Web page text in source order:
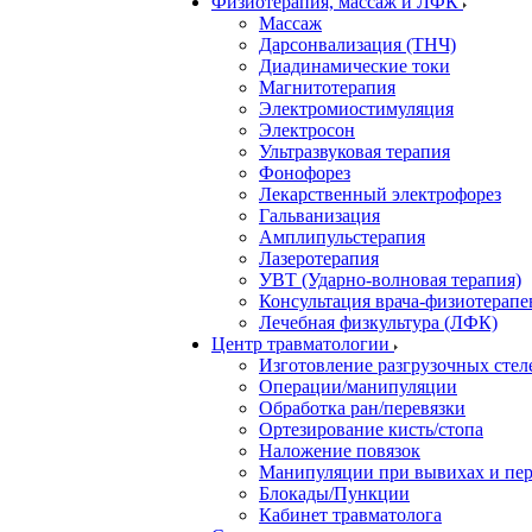
Массаж
Дарсонвализация (ТНЧ)
Диадинамические токи
Магнитотерапия
Электромиостимуляция
Электросон
Ультразвуковая терапия
Фонофорез
Лекарственный электрофорез
Гальванизация
Амплипульстерапия
Лазеротерапия
УВТ (Ударно-волновая терапия)
Консультация врача-
Лечебная физкультура (ЛФК)
Центр травматологии
Изготовление разгрузочных
Операции/манипуляции
Обработка ран/перевязки
Ортезирование кисть/стопа
Наложение повязок
Манипуляции при вывихах и
Блокады/Пункции
Кабинет травматолога